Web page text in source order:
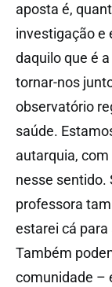
aposta é,
investigação e
daquilo que é
tornar-nos
observatório
saúde.
autarquia, com
nesse sentido.
professora
estarei cá para
Também
comunidade –